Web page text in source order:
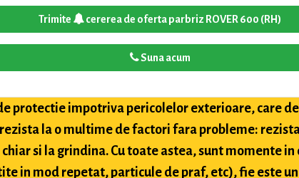
Trimite cererea de oferta parbriz ROVER 600 (RH)
Suna acum
protectie impotriva pericolelor exterioare, care
la o multime de factori fara probleme:
si la grindina. Cu toate astea, sunt momente
in mod repetat, particule de praf, etc), fie este